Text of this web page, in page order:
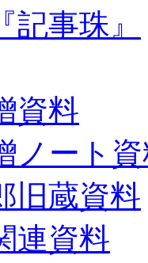
事珠』
資料
ノート
旧蔵資料
連資料